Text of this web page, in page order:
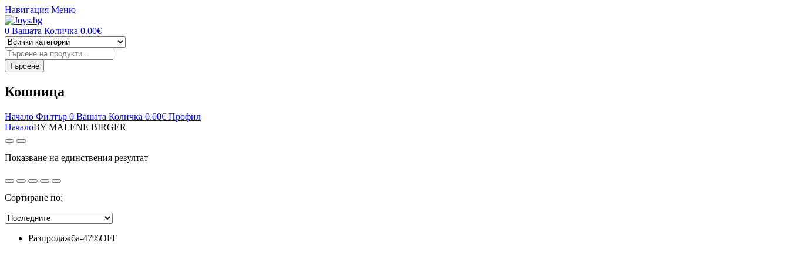
Навигация Меню
0 Вашата Количка 0.00€
Търсене
на
продукти
Търсене
Кошница
Начало Филтър 0 Вашата Количка 0.00€ Профил
НачалоBY MALENE BIRGER
Показване на единствения резултат
Сортиране по:
Разпродажба-47%OFF